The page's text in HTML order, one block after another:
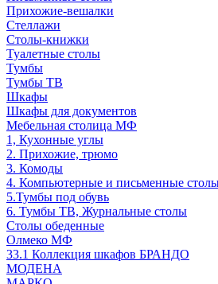
Прихожие-вешалки
Стеллажи
Столы-книжки
Туалетные столы
Тумбы
Тумбы ТВ
Шкафы
Шкафы для документов
Мебельная столица МФ
1, Кухонные углы
2. Прихожие, трюмо
3. Комоды
4. Компьютерные и письменные
5.Тумбы под обувь
6. Тумбы ТВ, Журнальные столы
Столы обеденные
Олмеко МФ
33.1 Коллекция шкафов БРАНДО
МОДЕНА